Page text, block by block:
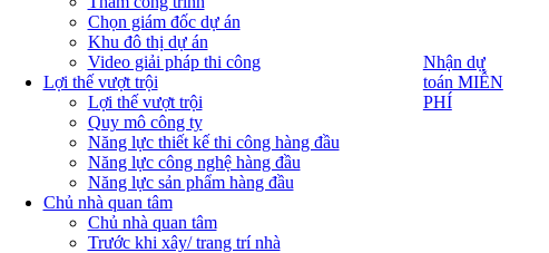
Chọn giám đốc dự án
Khu đô thị dự án
Video giải pháp thi công
Lợi thế vượt trội
Lợi thế vượt trội
Quy mô công ty
Năng lực thiết kế thi công hàng đầu
Năng lực công nghệ hàng đầu
Năng lực sản phẩm hàng đầu
Chủ nhà quan tâm
Chủ nhà quan tâm
Trước khi xây/ trang trí nhà
Nhận dự
toán MIỄN
PHÍ